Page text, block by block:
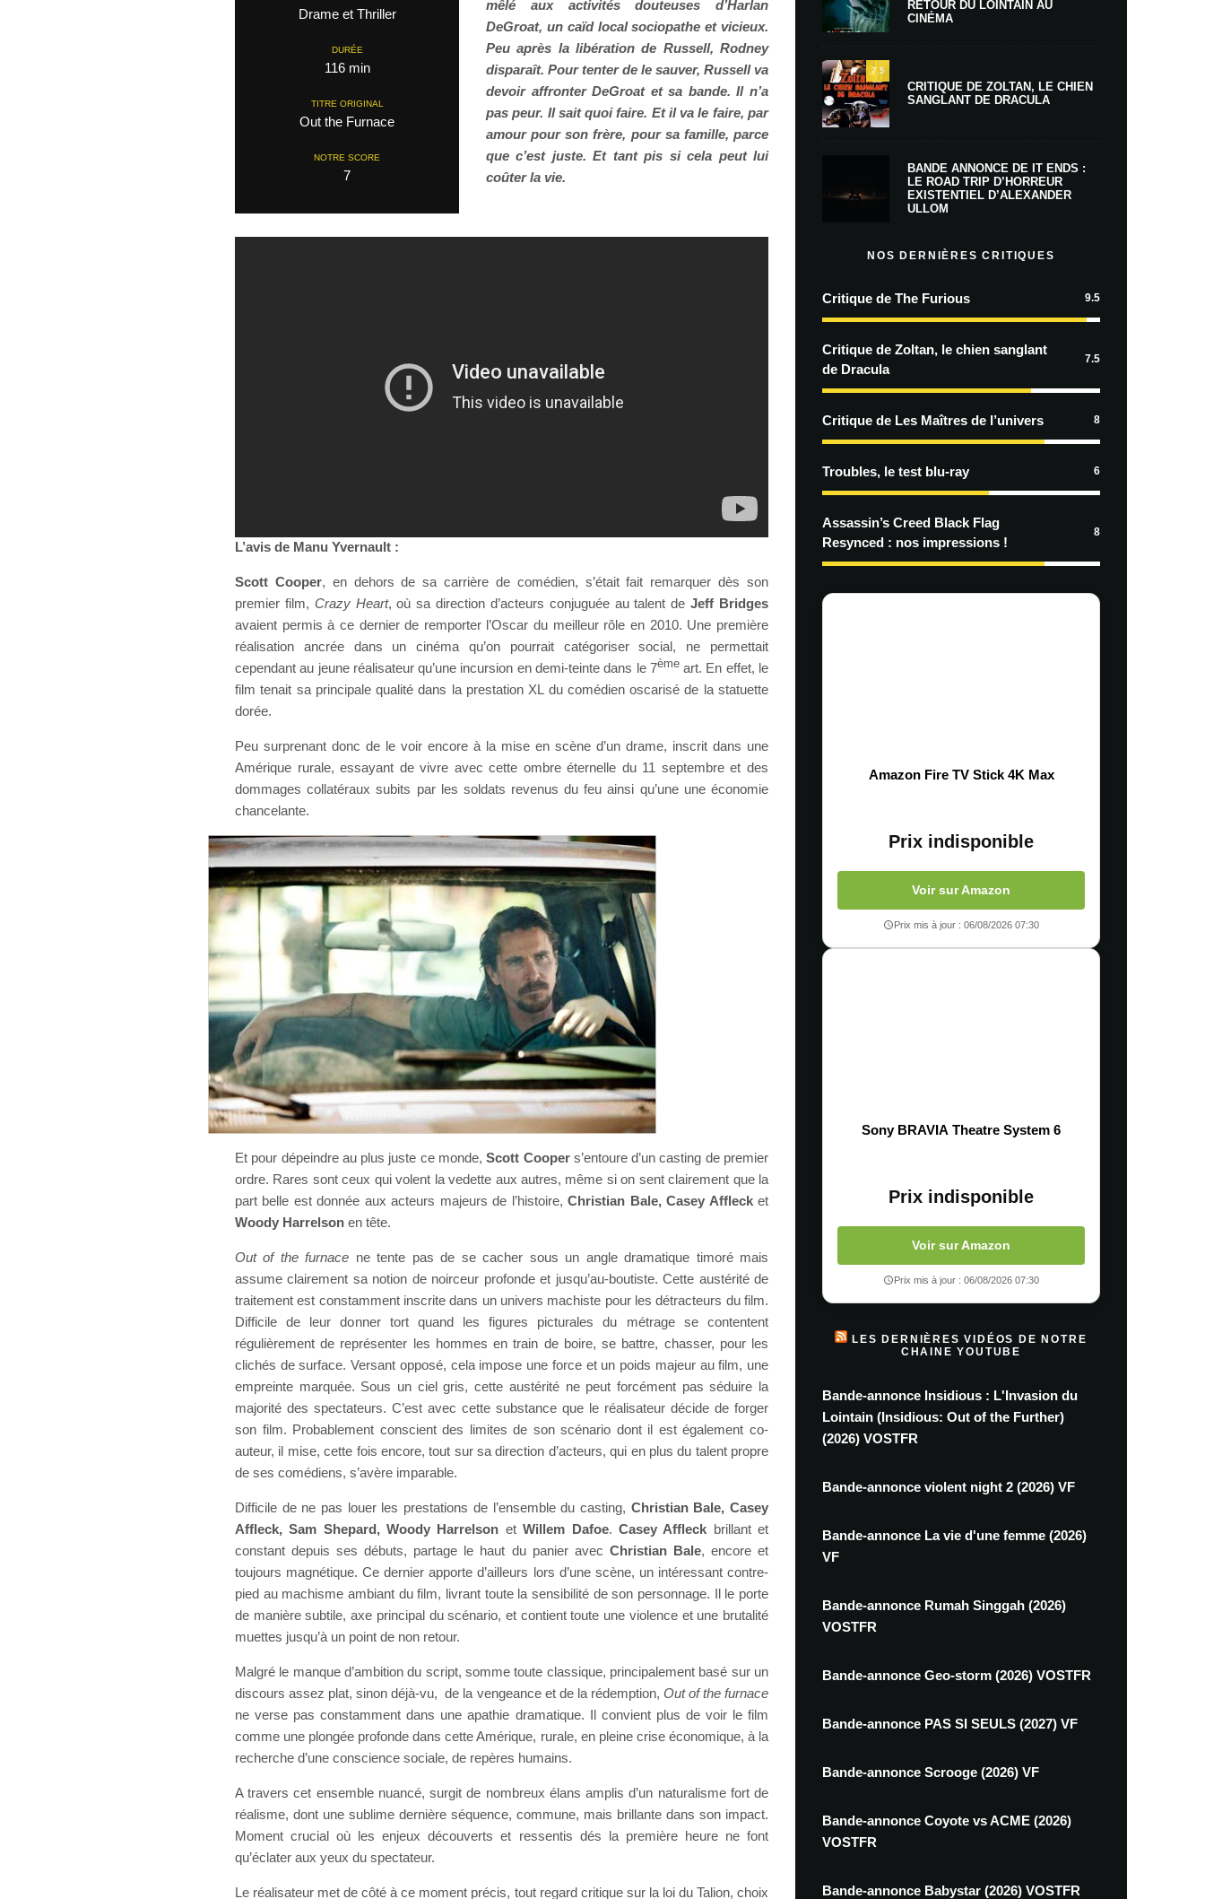
Drame et Thriller
DURÉE
116 min
TITRE ORIGINAL
Out the Furnace
NOTRE SCORE
7
mêlé aux activités douteuses d’Harlan
DeGroat, un caïd local sociopathe et vicieux.
Peu après la libération de Russell, Rodney
disparaît. Pour tenter de le sauver, Russell va
devoir affronter DeGroat et sa bande. Il n’a
pas peur. Il sait quoi faire. Et il va le faire, par
amour pour son frère, pour sa famille, parce
que c’est juste. Et tant pis si cela peut lui
coûter la vie.
L’avis de Manu Yvernault :
Scott Cooper, en dehors de sa carrière de comédien, s’était fait remarquer dès son
premier film, Crazy Heart, où sa direction d’acteurs conjuguée au talent deJeff Bridges
avaient permis à ce dernier de remporter l’Oscar du meilleur rôle en 2010. Une première
réalisation ancrée dans un cinéma qu’on pourrait catégoriser social, ne permettait
cependant au jeune réalisateur qu’une incursion en demi-teinte dans le 7èmeart. En effet, le
film tenait sa principale qualité dans la prestation XL du comédien oscarisé de la statuette
dorée.
Peu surprenant donc de le voir encore à la mise en scène d’un drame, inscrit dans une
Amérique rurale, essayant de vivre avec cette ombre éternelle du 11 septembre et des
dommages collatéraux subits par les soldats revenus du feu ainsi qu’une une économie
chancelante.
Et pour dépeindre au plus juste ce monde,Scott Coopers’entoure d’un casting de premier
ordre. Rares sont ceux qui volent la vedette aux autres, même si on sent clairement que la
part belle est donnée aux acteurs majeurs de l’histoire,Christian Bale, Casey Afflecket
Woody Harrelson en tête.
Out of the furnace ne tente pas de se cacher sous un angle dramatique timoré mais
assume clairement sa notion de noirceur profonde et jusqu’au-boutiste. Cette austérité de
traitement est constamment inscrite dans un univers machiste pour les détracteurs du film.
Difficile de leur donner tort quand les figures picturales du métrage se contentent
régulièrement de représenter les hommes en train de boire, se battre, chasser, pour les
clichés de surface. Versant opposé, cela impose une force et un poids majeur au film, une
empreinte marquée. Sous un ciel gris, cette austérité ne peut forcément pas séduire la
majorité des spectateurs. C’est avec cette substance que le réalisateur décide de forger
son film. Probablement conscient des limites de son scénario dont il est également co-
auteur, il mise, cette fois encore, tout sur sa direction d’acteurs, qui en plus du talent propre
de ses comédiens, s’avère imparable.
Difficile de ne pas louer les prestations de l’ensemble du casting, Christian Bale, Casey
Affleck, Sam Shepard, Woody Harrelson etWillem Dafoe. Casey Affleck brillant et
constant depuis ses débuts, partage le haut du panier avec Christian Bale, encore et
toujours magnétique. Ce dernier apporte d’ailleurs lors d’une scène, un intéressant contre-
pied au machisme ambiant du film, livrant toute la sensibilité de son personnage. Il le porte
de manière subtile, axe principal du scénario, et contient toute une violence et une brutalité
muettes jusqu’à un point de non retour.
Malgré le manque d’ambition du script, somme toute classique, principalement basé sur un
discours assez plat, sinon déjà-vu, de la vengeance et de la rédemption, Out of the furnace
ne verse pas constamment dans une apathie dramatique. Il convient plus de voir le film
comme une plongée profonde dans cette Amérique, rurale, en pleine crise économique, à la
recherche d’une conscience sociale, de repères humains.
A travers cet ensemble nuancé, surgit de nombreux élans amplis d’un naturalisme fort de
réalisme, dont une sublime dernière séquence, commune, mais brillante dans son impact.
Moment crucial où les enjeux découverts et ressentis dés la première heure ne font
qu’éclater aux yeux du spectateur.
Le réalisateur met de côté à ce moment précis, tout regard critique sur la loi du Talion, choix
RETOUR DU LOINTAIN AU
CINÉMA
7.5
CRITIQUE DE ZOLTAN, LE CHIEN
SANGLANT DE DRACULA
BANDE ANNONCE DE IT ENDS :
LE ROAD TRIP D’HORREUR
EXISTENTIEL D’ALEXANDER
ULLOM
NOS DERNIÈRES CRITIQUES
Critique de The Furious 9.5
Critique de Zoltan, le chien sanglant
de Dracula
7.5
Critique de Les Maîtres de l’univers 8
Troubles, le test blu-ray 6
Assassin’s Creed Black Flag
Resynced : nos impressions !
8
Amazon Fire TV Stick 4K Max
Prix indisponible
Voir sur Amazon
Prix mis à jour : 06/08/2026 07:30
Sony BRAVIA Theatre System 6
Prix indisponible
Voir sur Amazon
Prix mis à jour : 06/08/2026 07:30
LES DERNIÈRES VIDÉOS DE NOTRE
CHAINE YOUTUBE
Bande-annonce Insidious : L'Invasion du
Lointain (Insidious: Out of the Further)
(2026) VOSTFR
Bande-annonce violent night 2 (2026) VF
Bande-annonce La vie d'une femme (2026)
VF
Bande-annonce Rumah Singgah (2026)
VOSTFR
Bande-annonce Geo-storm (2026) VOSTFR
Bande-annonce PAS SI SEULS (2027) VF
Bande-annonce Scrooge (2026) VF
Bande-annonce Coyote vs ACME (2026)
VOSTFR
Bande-annonce Babystar (2026) VOSTFR